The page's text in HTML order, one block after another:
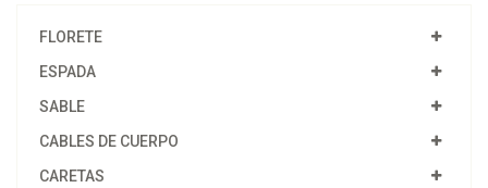
FLORETE
ESPADA
SABLE
CABLES DE CUERPO
CARETAS